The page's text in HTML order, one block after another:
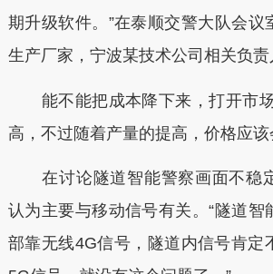
期升级软件。”在泰顺交警大队会议
生产厂家，宁波某技术公司相关负责
能不能把成本降下来，打开市场
高，不过随着产量的提高，价格应
在讨论隧道智能警察画面不稳
认为主要与移动信号有关。“隧道智
部靠无线4G信号，隧道内信号肯定